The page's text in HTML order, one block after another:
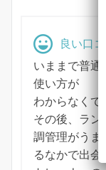
良い口コ
いままで普通
使い方が
わからなくて
その後、ラン
調管理がうま
るなかで出会